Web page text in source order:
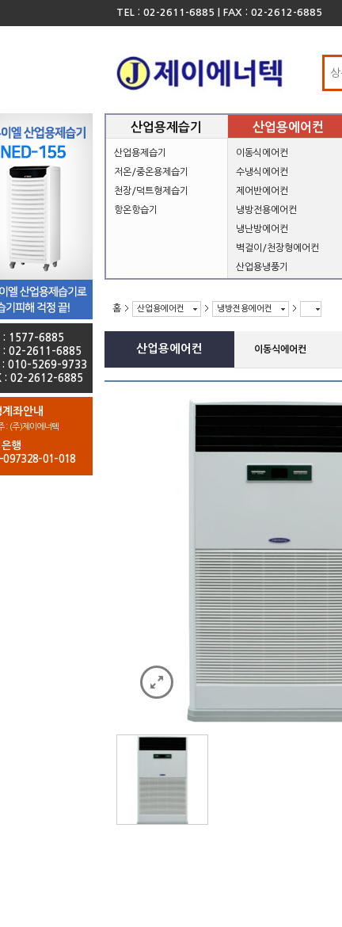
TEL : 02-2611-6885 | FAX : 02-2612-6885
: 1577-6885
: 02-2611-6885
: 010-5269-9733
: 02-2612-6885
좌안내
: (주)제이에너텍
행
097328-01-018
산업용제습기
산업용제습기
저온/중온용제습기
천장/덕트형제습기
항온항습기
산업용에어컨
이동식에어컨
수냉식에어컨
제어반에어컨
냉방전용에어컨
냉난방에어컨
벽걸이/천장형에어컨
산업용냉풍기
홈 산업용에어컨 냉방전용에어컨
산업용에어컨 이동식에어컨